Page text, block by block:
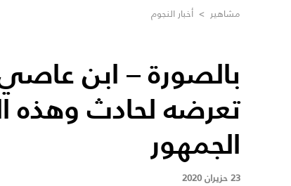
مشاهير > أخبار النجوم
بالصورة – ابن
تعرضه لحادث وهذه
الجمهور
23 حزيران 2020